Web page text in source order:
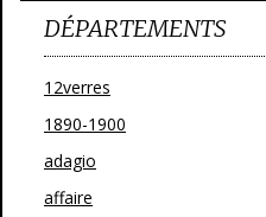
DÉPARTEMENTS
12verres
1890-1900
adagio
affaire